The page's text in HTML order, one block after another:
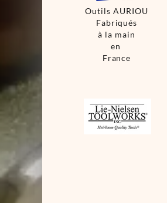
Outils AURIOU
Fabriqués
à la main
en
France